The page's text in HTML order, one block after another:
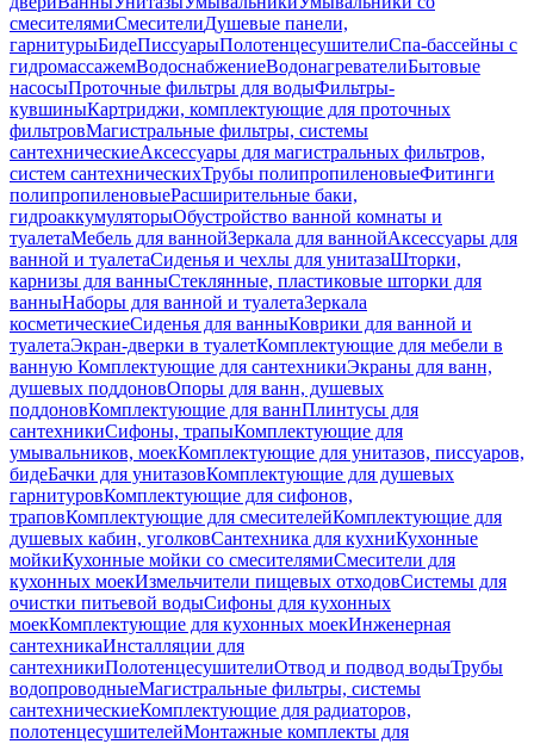
смесителямиСмесителиДушевые панели,
гарнитурыБидеПиссуарыПолотенцесушителиСпа-бассейны с
гидромассажемВодоснабжениеВодонагревателиБытовые
насосыПроточные фильтры для водыФильтры-
кувшиныКартриджи, комплектующие для проточных
фильтровМагистральные фильтры, системы
сантехническиеАксессуары для магистральных фильтров,
систем сантехническихТрубы полипропиленовыеФитинги
полипропиленовыеРасширительные баки,
гидроаккумуляторыОбустройство ванной комнаты и
туалетаМебель для ваннойЗеркала для ваннойАксессуары для
ванной и туалетаСиденья и чехлы для унитазаШторки,
карнизы для ванныСтеклянные, пластиковые шторки для
ванныНаборы для ванной и туалетаЗеркала
косметическиеСиденья для ванныКоврики для ванной и
туалетаЭкран-дверки в туалетКомплектующие для мебели в
ванную Комплектующие для сантехникиЭкраны для ванн,
душевых поддоновОпоры для ванн, душевых
поддоновКомплектующие для ваннПлинтусы для
сантехникиСифоны, трапыКомплектующие для
умывальников, моекКомплектующие для унитазов, писсуаров,
бидеБачки для унитазовКомплектующие для душевых
гарнитуровКомплектующие для сифонов,
траповКомплектующие для смесителейКомплектующие для
душевых кабин, уголковСантехника для кухниКухонные
мойкиКухонные мойки со смесителямиСмесители для
кухонных моекИзмельчители пищевых отходовСистемы для
очистки питьевой водыСифоны для кухонных
моекКомплектующие для кухонных моекИнженерная
сантехникаИнсталляции для
сантехникиПолотенцесушителиОтвод и подвод водыТрубы
водопроводныеМагистральные фильтры, системы
сантехническиеКомплектующие для радиаторов,
полотенцесушителейМонтажные комплекты для